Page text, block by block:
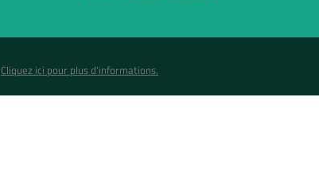
Cliquez ici pour plus d'informations.